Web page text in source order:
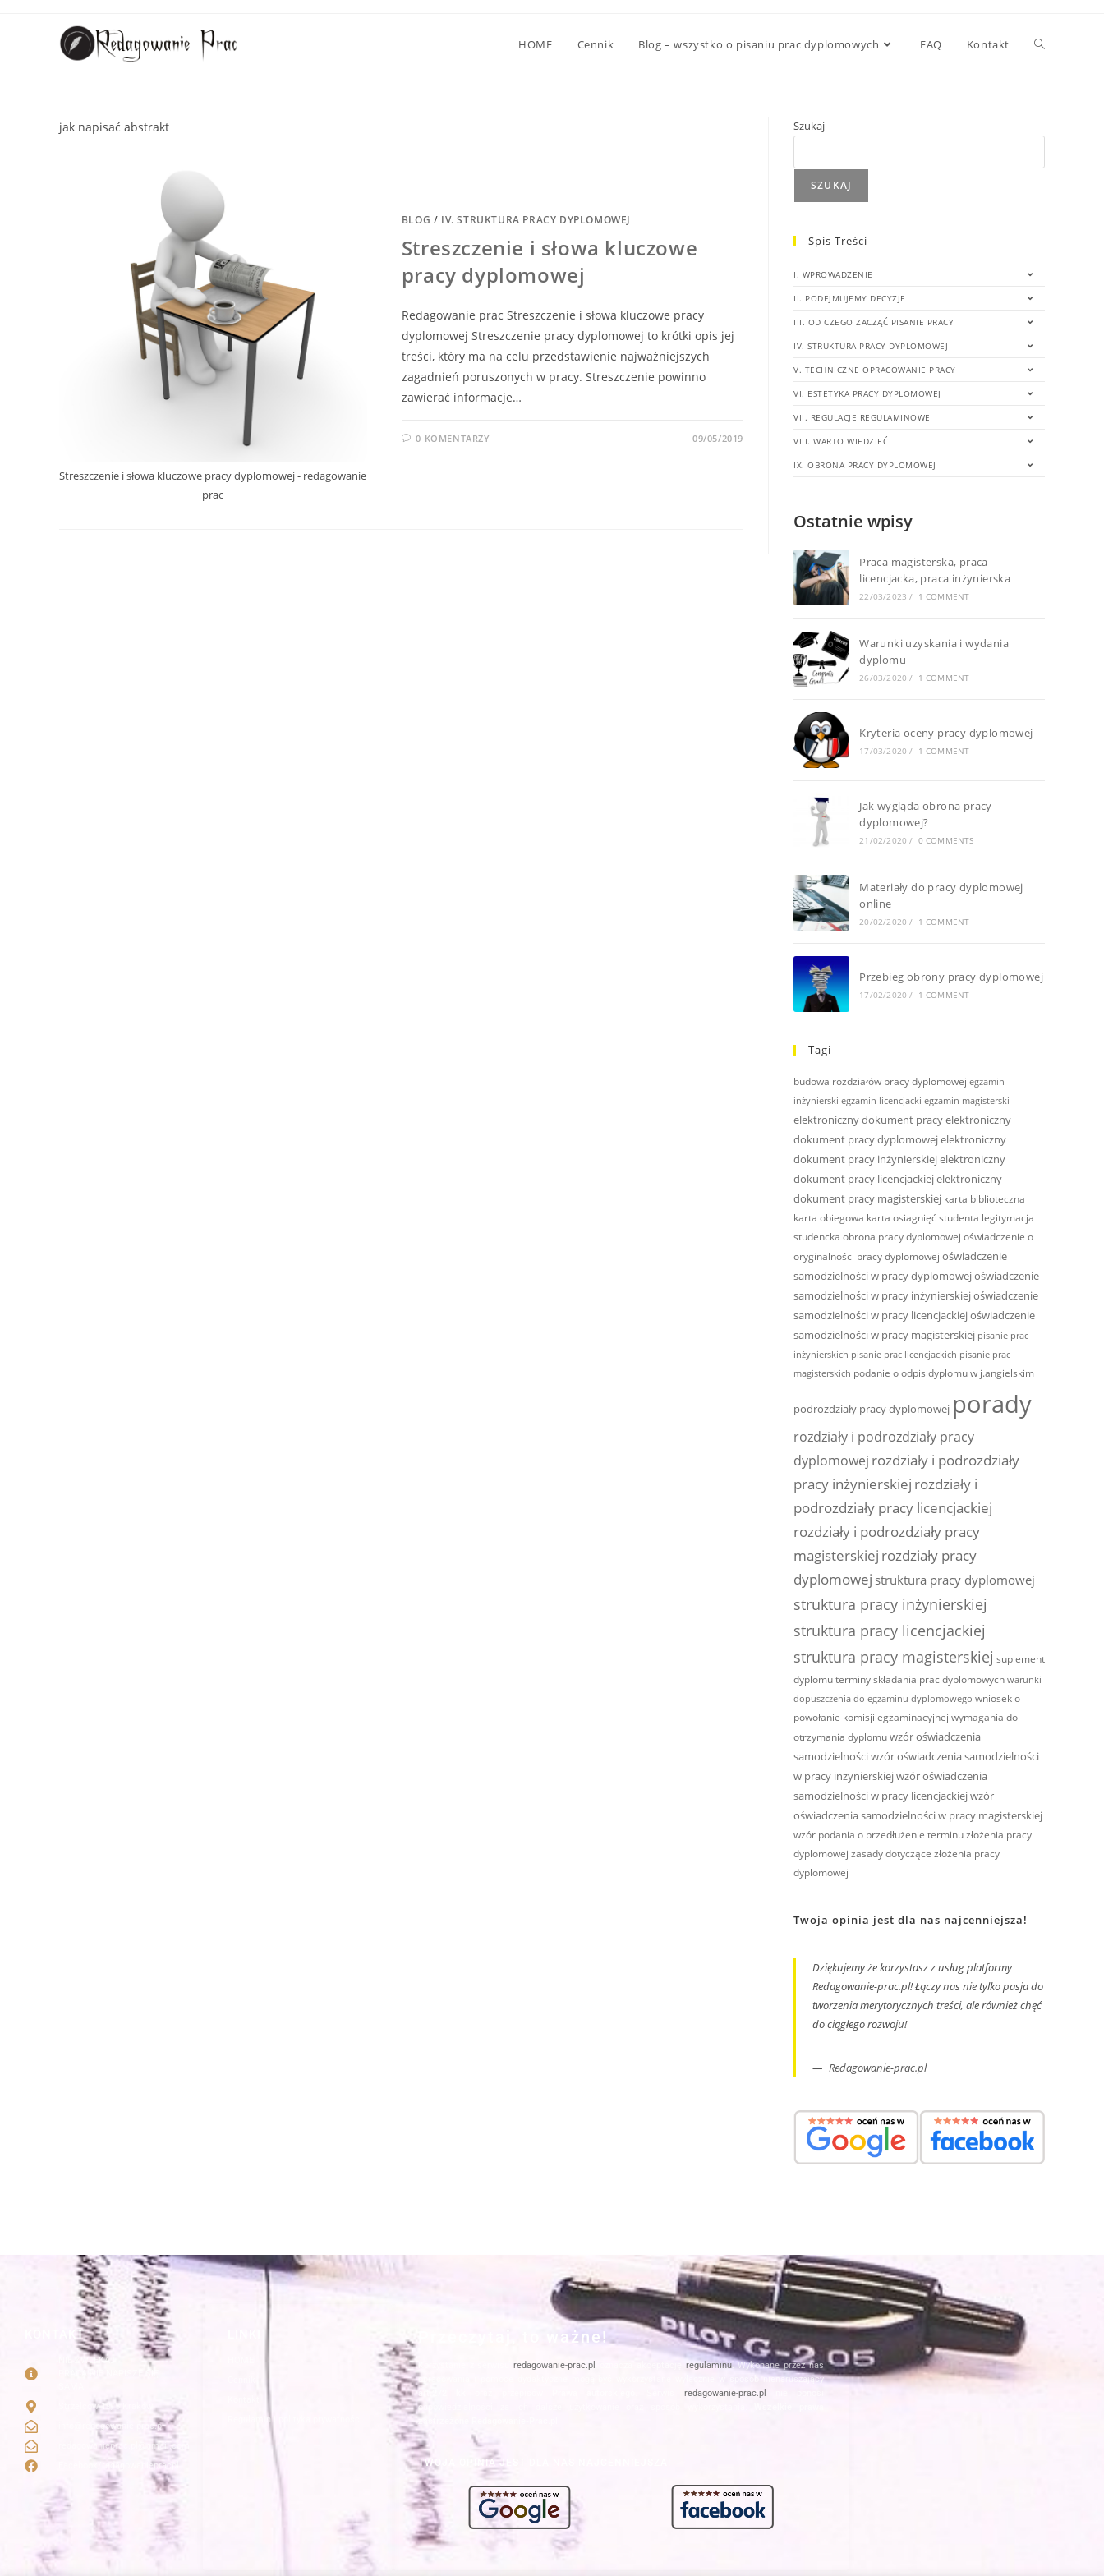
HOME Cennik Blog – wszystko o pisaniu prac dyplomowych FAQ Kontakt
jak napisać abstrakt
Streszczenie i słowa kluczowe pracy dyplomowej - redagowanie
prac
BLOG / IV. STRUKTURA PRACY DYPLOMOWEJ
Streszczenie i słowa kluczowe
pracy dyplomowej
Redagowanie prac Streszczenie i słowa kluczowe pracy
dyplomowej Streszczenie pracy dyplomowej to krótki opis jej
treści, który ma na celu przedstawienie najważniejszych
zagadnień poruszonych w pracy. Streszczenie powinno
zawierać informacje…
0 KOMENTARZY 09/05/2019
Szukaj
SZUKAJ
Spis Treści
I. WPROWADZENIE
II. PODEJMUJEMY DECYZJE
III. OD CZEGO ZACZĄĆ PISANIE PRACY
IV. STRUKTURA PRACY DYPLOMOWEJ
V. TECHNICZNE OPRACOWANIE PRACY
VI. ESTETYKA PRACY DYPLOMOWEJ
VII. REGULACJE REGULAMINOWE
VIII. WARTO WIEDZIEĆ
IX. OBRONA PRACY DYPLOMOWEJ
Ostatnie wpisy
Praca magisterska, praca
licencjacka, praca inżynierska
22/03/2023 / 1 COMMENT
Warunki uzyskania i wydania
dyplomu
26/03/2020 / 1 COMMENT
Kryteria oceny pracy dyplomowej
17/03/2020 / 1 COMMENT
Jak wygląda obrona pracy
dyplomowej?
21/02/2020 / 0 COMMENTS
Materiały do pracy dyplomowej
online
20/02/2020 / 1 COMMENT
Przebieg obrony pracy dyplomowej
17/02/2020 / 1 COMMENT
Tagi
budowa rozdziałów pracy dyplomowej egzamin
inżynierski egzamin licencjacki egzamin magisterski
elektroniczny dokument pracyelektroniczny
dokument pracy dyplomowejelektroniczny
dokument pracy inżynierskiejelektroniczny
dokument pracy licencjackiejelektroniczny
dokument pracy magisterskiej karta biblioteczna
karta obiegowa karta osiagnięć studenta legitymacja
studencka obrona pracy dyplomowej oświadczenie o
oryginalności pracy dyplomowej oświadczenie
samodzielności w pracy dyplomowejoświadczenie
samodzielności w pracy inżynierskiejoświadczenie
samodzielności w pracy licencjackiejoświadczenie
samodzielności w pracy magisterskiej pisanie prac
inżynierskich pisanie prac licencjackich pisanie prac
magisterskich podanie o odpis dyplomu w j.angielskim
podrozdziały pracy dyplomowej porady
rozdziały i podrozdziały pracy
dyplomowej rozdziały i podrozdziały
pracy inżynierskiej rozdziały i
podrozdziały pracy licencjackiej
rozdziały i podrozdziały pracy
magisterskiej rozdziały pracy
dyplomowej struktura pracy dyplomowej
struktura pracy inżynierskiej
struktura pracy licencjackiej
struktura pracy magisterskiej suplement
dyplomuterminy składania prac dyplomowych warunki
dopuszczenia do egzaminu dyplomowego wniosek o
powołanie komisji egzaminacyjnej wymagania do
otrzymania dyplomuwzór oświadczenia
samodzielnościwzór oświadczenia samodzielności
w pracy inżynierskiejwzór oświadczenia
samodzielności w pracy licencjackiejwzór
oświadczenia samodzielności w pracy magisterskiej
wzór podania o przedłużenie terminu złożenia pracy
dyplomowej zasady dotyczące złożenia pracy
dyplomowej
Twoja opinia jest dla nas najcenniejsza!
Dziękujemy że korzystasz z usług platformy
Redagowanie-prac.pl! Łączy nas nie tylko pasja do
tworzenia merytorycznych treści, ale również chęć
do ciągłego rozwoju!
Redagowanie-prac.pl
KONTAKT
NIE ZWLEKAJ
Strzelców 19/5 Kraków
info@redagowanie-prac.pl
redagowanieprac.pl@gmail.com
Facebook/redagowaniepracpl
Regulamin i polityka prywatności
Przeczytaj, to ważne!
Korzystanie z serwisuredagowanie-prac.pl regulaminu. Wykonane przez nas
opracowania i pomoce dydaktyczne mogą być wykorzystane wyłącznie w sposób nienaruszający
redagowanie-prac.pl
odpowiedzialności za ich dalsze użytkowanie oraz sposób wykorzystania.
TWOJA OPINIA JEST DLA NAS NAJCENNIEJSZA!